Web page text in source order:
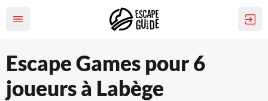
Escape Games pour 6
joueurs à Labège